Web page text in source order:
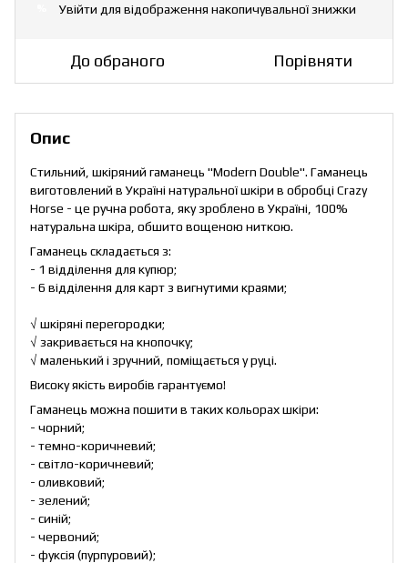
Увійти для відображення накопичувальної знижки
До обраного Порівняти
Опис
Стильний, шкіряний гаманець "Modern Double". Гаманець
виготовлений в Україні натуральної шкіри в обробці Crazy
Horse - це ручна робота, яку зроблено в Україні, 100%
натуральна шкіра, обшито вощеною ниткою.
Гаманець складається з:
- 1 відділення для купюр;
- 6 відділення для карт з вигнутими краями;
√ шкіряні перегородки;
√ закривається на кнопочку;
√ маленький і зручний, поміщається у руці.
Високу якість виробів гарантуємо!
Гаманець можна пошити в таких кольорах шкіри:
- чорний;
- темно-коричневий;
- світло-коричневий;
- оливковий;
- зелений;
- синій;
- червоний;
- фуксія (пурпуровий);